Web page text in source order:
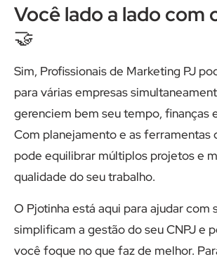
Você lado a lado com
🤝
Sim, Profissionais de Marketing PJ
para várias empresas
gerenciem bem seu tempo, finanças
Com planejamento e as ferramentas
pode equilibrar múltiplos projetos e
qualidade do seu trabalho.
O Pjotinha está aqui para ajudar com
simplificam a gestão do seu CNPJ e
você foque no que faz de melhor.